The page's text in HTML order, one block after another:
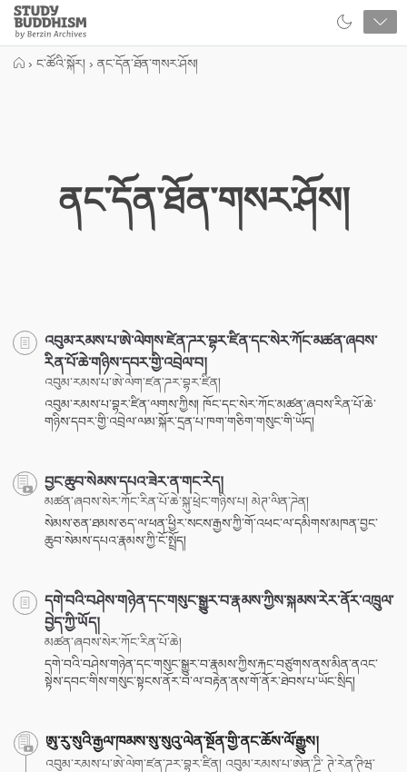
Close
Study
Buddhism
Home
› ང་ཚོའི་སྐོར། › ནང་དོན་ཐོན་གསར་ཤོས།
ནང་དོན་ཐོན་གསར་ཤོས།
འབུམ་རམས་པ་ཨེ་ལེགས་ཛེན་ཌར་བྷར་ཛིན་དང་སེར་ཀོང་མཚན་ཞབས་
རིན་པོ་ཆེ་གཉིས་དབར་གྱི་འབྲེལ་བ།
འབུམ་རམས་པ་ཨེ་ལེག་ཛན་ཌར་བྷར་ཛིན།
འབུམ་རམས་པ་བྷར་ཛིན་ལགས་ཀྱིས། ཁོང་དང་སེར་ཀོང་མཚན་ཞབས་རིན་པོ་ཆེ་
གཉིས་དབར་གྱི་འབྲེལ་ལམ་སྐོར་དྲན་པ་ཁག་གཅིག་གསུང་གི་ཡོད།
བྱང་ཆུབ་སེམས་དཔའ་ཟེར་ན་གང་རེད།
མཚན་ཞབས་སེར་ཀོང་རིན་པོ་ཆེ་སྐུ་ཕྲེང་གཉིས་པ། མེཊ་ལིན་ཌེན།
སེམས་ཅན་ཐམས་ཅད་ལ་ཕན་ཕྱིར་སངས་རྒྱས་ཀྱི་གོ་འཕང་ལ་དམིགས་མཁན་བྱང་
ཆུབ་སེམས་དཔའ་རྣམས་ཀྱི་ངོ་སྤྲོད།
དགེ་བའི་བཤེས་གཉེན་དང་གསུང་སྒྱུར་བ་རྣམས་ཀྱིས་སྐམས་རེར་ནོར་འཁྲུལ་
བྱེད་ཀྱི་ཡོད།
མཚན་ཞབས་སེར་ཀོང་རིན་པོ་ཆེ།
དགེ་བའི་བཤེས་གཉེན་དང་གསུང་སྒྱུར་བ་རྣམས་ཀྱིས་རྐང་བཙུགས་ནས་མིན་ནའང་
སྟེས་དབང་གིས་གསུང་སྟངས་ནོར་བ་ལ་བརྟེན་ནས་གོ་ནོར་ཐེབས་པ་ཡོང་སྲིད།
ཨུ་རུ་སུའི་རྒྱལ་ཁམས་སུ་སུའུ་ལེན་སྔོན་གྱི་ནང་ཆོས་ལོ་རྒྱུས།
འབུམ་རམས་པ་ཨེ་ལེག་ཛན་ཌར་བྷར་ཛིན། འབུམ་རམས་པ་ཨེན་ཌྲི་ ཊེ་རེན་ཊིཝ་